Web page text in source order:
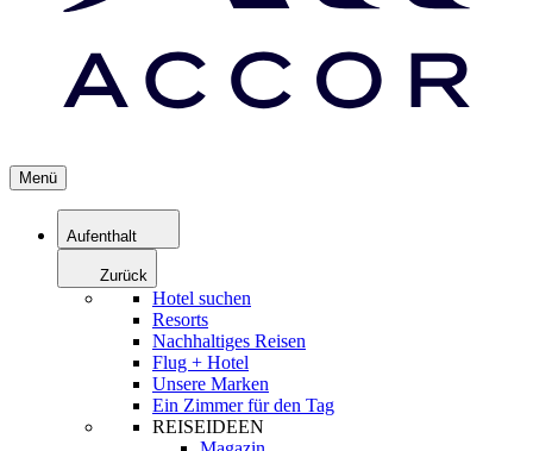
Menü
Aufenthalt
Zurück
Hotel suchen
Resorts
Nachhaltiges Reisen
Flug + Hotel
Unsere Marken
Ein Zimmer für den Tag
REISEIDEEN